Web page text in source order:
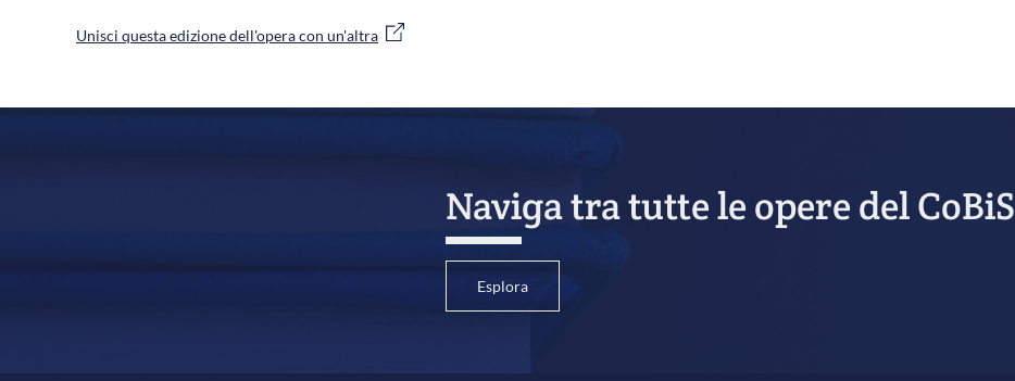
Unisci questa edizione dell'opera con un'altra
Naviga tra tutte le opere del CoBiS
Esplora